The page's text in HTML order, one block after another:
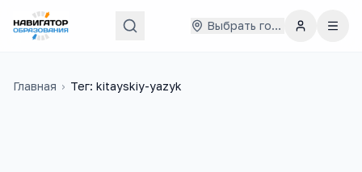
Выбрать город
Главная › Тег: kitayskiy-yazyk